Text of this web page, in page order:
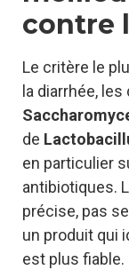
contre
Le critère le
la diarrhée,
de
en particulier
antibiotiques.
précise, pas
un produit qui
est plus fiable.